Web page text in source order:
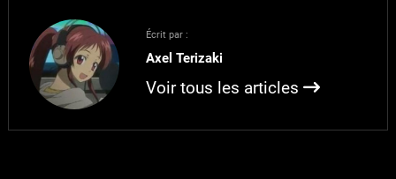
plus belle, alors n'hésitez
pas…
Écrit par :
Axel Terizaki
Voir tous les articles